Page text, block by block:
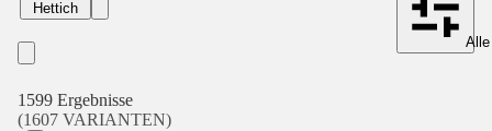
Hettich
1599 Ergebnisse
(1607 VARIANTEN)